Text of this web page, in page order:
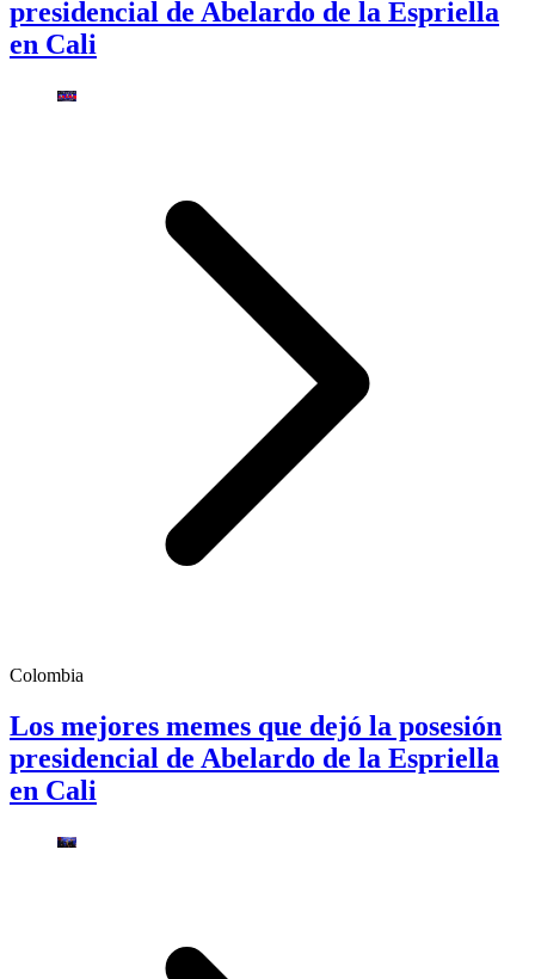
presidencial de Abelardo de la Espriella
en Cali
Colombia
Los mejores memes que dejó la posesión
presidencial de Abelardo de la Espriella
en Cali